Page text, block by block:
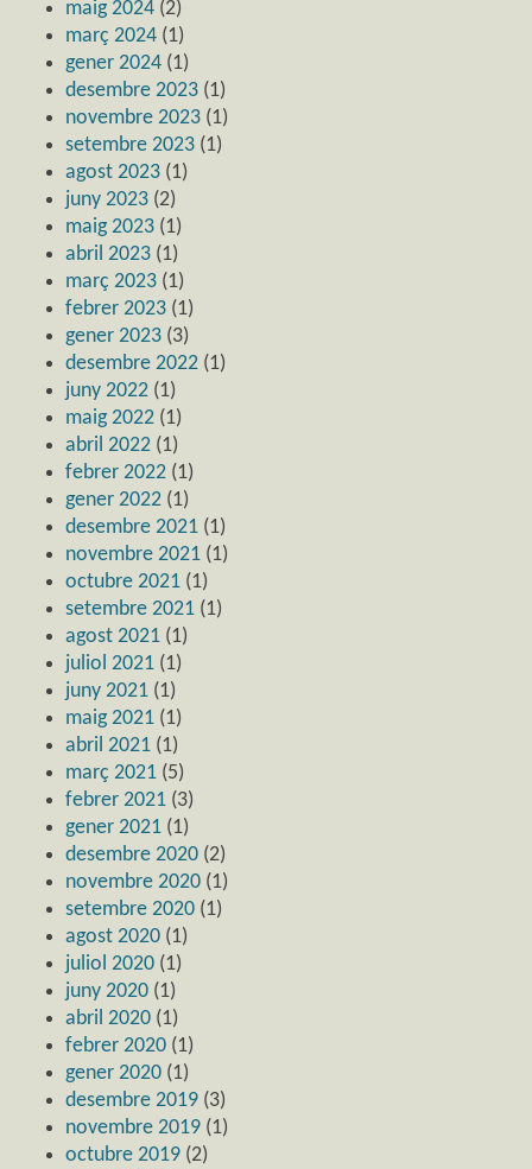
maig 2024 (2)
març 2024 (1)
gener 2024 (1)
desembre 2023 (1)
novembre 2023 (1)
setembre 2023 (1)
agost 2023 (1)
juny 2023 (2)
maig 2023 (1)
abril 2023 (1)
març 2023 (1)
febrer 2023 (1)
gener 2023 (3)
desembre 2022 (1)
juny 2022 (1)
maig 2022 (1)
abril 2022 (1)
febrer 2022 (1)
gener 2022 (1)
desembre 2021 (1)
novembre 2021 (1)
octubre 2021 (1)
setembre 2021 (1)
agost 2021 (1)
juliol 2021 (1)
juny 2021 (1)
maig 2021 (1)
abril 2021 (1)
març 2021 (5)
febrer 2021 (3)
gener 2021 (1)
desembre 2020 (2)
novembre 2020 (1)
setembre 2020 (1)
agost 2020 (1)
juliol 2020 (1)
juny 2020 (1)
abril 2020 (1)
febrer 2020 (1)
gener 2020 (1)
desembre 2019 (3)
novembre 2019 (1)
octubre 2019 (2)